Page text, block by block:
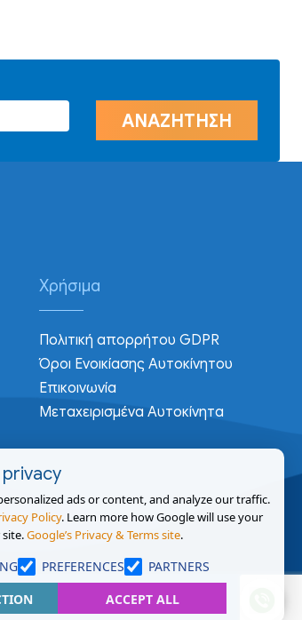
Χρήσιμα
Πολιτική απορρήτου GDPR
Όροι Ενοικίασης Αυτοκίνητου
Επικοινωνία
Μεταχειρισμένα Αυτοκίνητα
ads or content, and analyze our traffic.
Policy. Learn more how Google will use your
Google’s Privacy & Terms site.
PREFERENCES
PARTNERS
ACCEPT ALL